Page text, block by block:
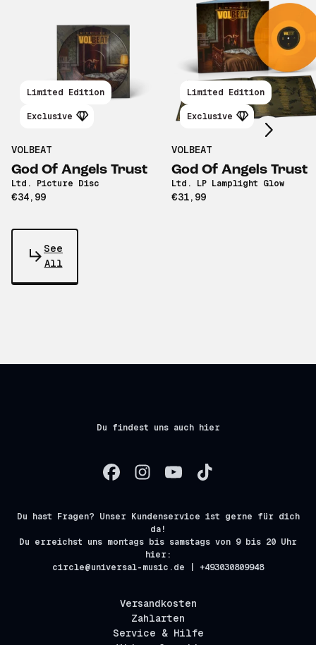
Limited Edition
Exclusive
VOLBEAT
God Of Angels Trust
Ltd. Picture Disc
€34,99
Limited Edition
Exclusive
VOLBEAT
God Of Angels Trust
Ltd. LP Lamplight Glow
€31,99
Scroll right
See
All
Du findest uns auch hier
Du hast Fragen? Unser Kundenservice ist gerne für dich
da!
Du erreichst uns montags bis samstags von 9 bis 20 Uhr
hier:
circle@universal-music.de | +493030809948
Versandkosten
Zahlarten
Service & Hilfe